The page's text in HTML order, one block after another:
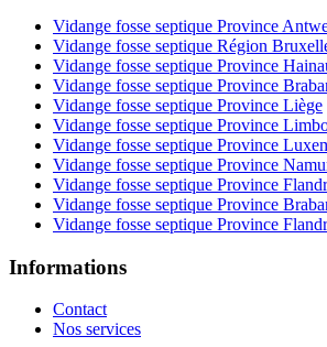
Vidange fosse septique Province
Vidange fosse septique Région
Vidange fosse septique Province
Vidange fosse septique Province
Vidange fosse septique Province Liège
Vidange fosse septique Province
Vidange fosse septique Province
Vidange fosse septique Province
Vidange fosse septique Province
Vidange fosse septique Province
Vidange fosse septique Province
Informations
Contact
Nos services